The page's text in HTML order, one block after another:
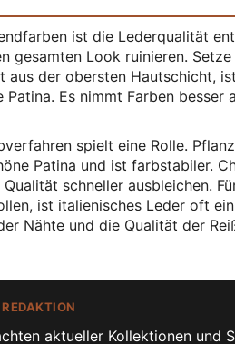
ist die Lederqualität
gesamten Look ruinieren.
aus der obersten Hautschicht,
Patina. Es nimmt Farben
spielt eine Rolle.
Patina und ist farbstabiler.
schneller ausbleichen.
ist italienisches Leder oft
Nähte und die Qualität der
aktueller Kollektionen und